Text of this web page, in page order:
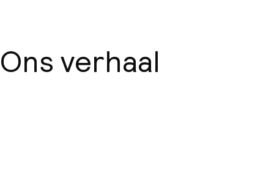
Ons verhaal